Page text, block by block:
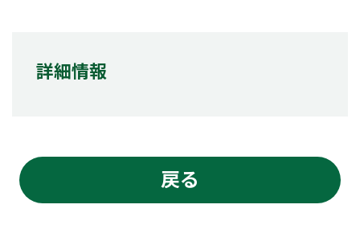
詳細情報
戻る